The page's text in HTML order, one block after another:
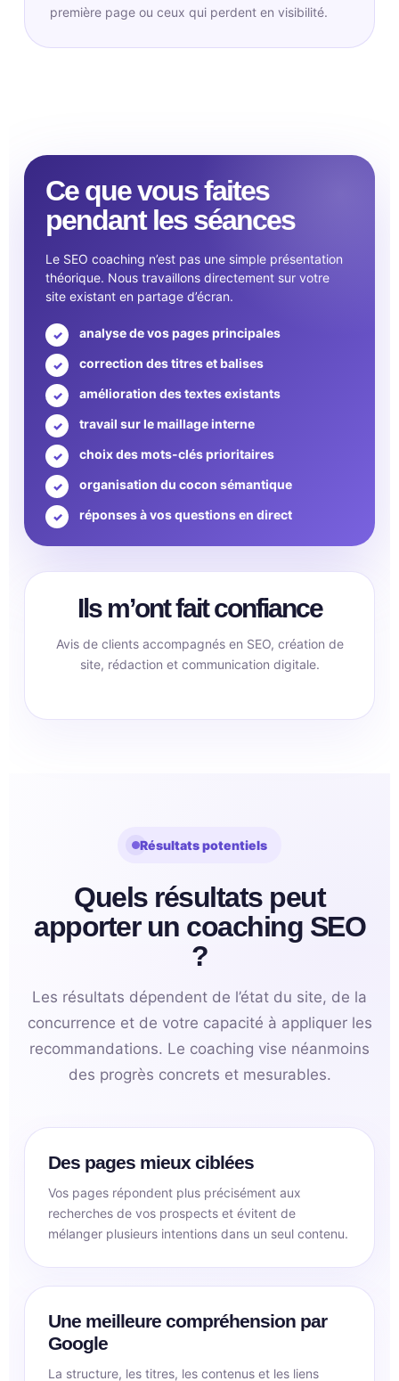
première page ou ceux qui perdent en visibilité.
Ce que vous faites
pendant les séances
Le SEO coaching n’est pas une simple présentation
théorique. Nous travaillons directement sur votre
site existant en partage d’écran.
analyse de vos pages principales
correction des titres et balises
amélioration des textes existants
travail sur le maillage interne
choix des mots-clés prioritaires
organisation du cocon sémantique
réponses à vos questions en direct
Ils m’ont fait confiance
Avis de clients accompagnés en SEO, création de
site, rédaction et communication digitale.
Résultats potentiels
Quels résultats peut
apporter un coaching SEO
?
Les résultats dépendent de l’état du site, de la
concurrence et de votre capacité à appliquer les
recommandations. Le coaching vise néanmoins
des progrès concrets et mesurables.
Des pages mieux ciblées
Vos pages répondent plus précisément aux
recherches de vos prospects et évitent de
mélanger plusieurs intentions dans un seul contenu.
Une meilleure compréhension par
Google
La structure, les titres, les contenus et les liens